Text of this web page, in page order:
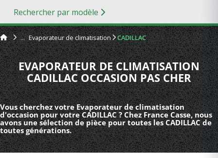
Rechercher par modèle
Evaporateur de climatisation CADILLAC
EVAPORATEUR DE CLIMATISATION
CADILLAC OCCASION PAS CHER
Vous cherchez votre Evaporateur de climatisation
d'occasion pour votre CADILLAC ? Chez France Casse, nous
avons une sélection de pièce pour toutes les CADILLAC de
toutes générations.